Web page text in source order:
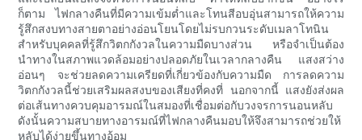
ก็ตาม ไฟกลางคืนที่มีความเข้มต่ำและโทนสีอบอุ่นสามารถให้ความ
รู้สึกสงบทางสายตาอย่างอ่อนโยนโดยไม่รบกวนระดับเมลาโทนิน
สำหรับบุคคลที่รู้สึกวิตกกังวลในความมืดบางส่วน หรือจำเป็นต้อง
นำทางในสภาพแวดล้อมอย่างปลอดภัยในเวลากลางคืน แสงสว่าง
อ่อนๆ จะช่วยลดความเครียดที่เกี่ยวข้องกับความมืด การลดความ
วิตกกังวลนี้ช่วยเสริมผลสงบของเสียงที่คงที่ นอกจากนี้ แสงยังส่งผล
ต่อเส้นทางควบคุมอารมณ์ในสมองที่เชื่อมต่อกับวงจรการนอนหลับ
ดังนั้นความสบายทางอารมณ์ที่ไฟกลางคืนมอบให้จึงสามารถช่วยให้
หลับได้ง่ายขึ้นทางอ้อม